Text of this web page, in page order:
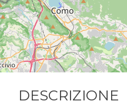
DESCRIZIONE